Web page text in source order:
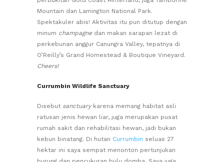
Mountain dan Lamington National Park.
Spektakuler abis! Aktivitas itu pun ditutup dengan
minum champagne dan makan sarapan lezat di
perkebunan anggur Canungra Valley, tepatnya di
O’Reilly’s Grand Homestead & Boutique Vineyard.
Cheers!
Currumbin Wildlife Sanctuary
Disebut sanctuarykarena memang habitat asli
ratusan jenis hewan liar, juga merupakan pusat
rumah sakit dan rehabilitasi hewan, jadi bukan
kebun binatang. Di hutan Currumbin seluas 27
hektar ini saya sempat menonton pertunjukan